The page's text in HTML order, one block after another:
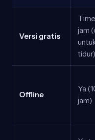
Versi gratis
jam
tidur)
Offline
Ya
jam)